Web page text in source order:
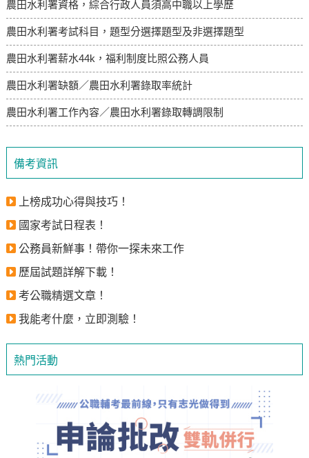
備考資訊
上榜成功心得與技巧！
國家考試日程表！
公務員新鮮事！帶你一探未來工作
歷屆試題詳解下載！
考公職精選文章！
我能考什麼，立即測驗！
熱門活動
農田水利署資格，綜合行政人員須高中職以上學歷
農田水利署考試科目，題型分選擇題型及非選擇題型
農田水利署薪水44k，福利制度比照公務人員
農田水利署缺額／農田水利署錄取率統計
農田水利署工作內容／農田水利署錄取轉調限制